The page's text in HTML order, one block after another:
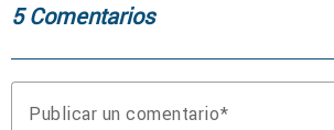
5 Comentarios
Publicar un comentario